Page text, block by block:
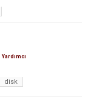
Yardımcı
disk